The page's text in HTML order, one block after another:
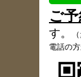
ご
す。 （
電話の